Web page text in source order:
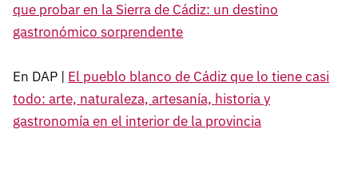
que probar en la Sierra de Cádiz: un destino
gastronómico sorprendente
En DAP | El pueblo blanco de Cádiz que lo tiene casi
todo: arte, naturaleza, artesanía, historia y
gastronomía en el interior de la provincia